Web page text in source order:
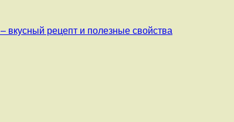
вкусный рецепт и полезные свойства